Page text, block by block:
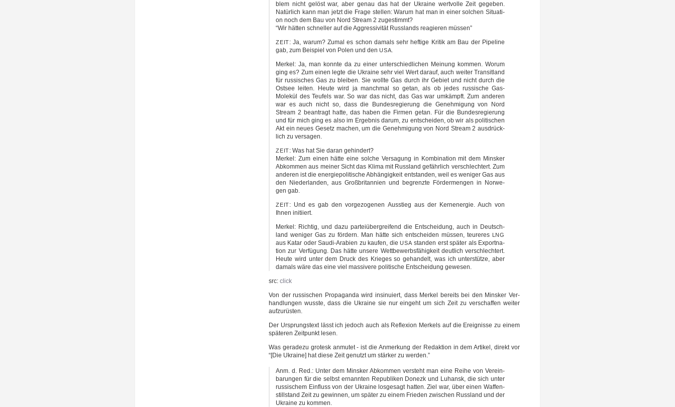
blem nicht gelöst war, aber genau das hat der Ukrai­ne wert­vol­le Zeit gege­ben.
Natür­lich kann man jetzt die Fra­ge stel­len: War­um hat man in einer sol­chen Situa­ti­
on noch dem Bau von Nord Stream 2 zugestimmt?
“Wir hät­ten schnel­ler auf die Aggres­si­vi­tät Russ­lands reagie­ren müssen”
ZEIT: Ja, war­um? Zumal es schon damals sehr hef­ti­ge Kri­tik am Bau der Pipe­line
gab, zum Bei­spiel von Polen und den USA.
Mer­kel: Ja, man konn­te da zu einer unter­schied­li­chen Mei­nung kom­men. Wor­um
ging es? Zum einen leg­te die Ukrai­ne sehr viel Wert dar­auf, auch wei­ter Tran­sit­land
für rus­si­sches Gas zu blei­ben. Sie woll­te Gas durch ihr Gebiet und nicht durch die
Ost­see lei­ten. Heu­te wird ja manch­mal so getan, als ob jedes rus­si­sche Gas-
Molekül des Teu­fels war. So war das nicht, das Gas war umkämpft. Zum ande­ren
war es auch nicht so, dass die Bun­des­re­gie­rung die Geneh­mi­gung von Nord
Stream 2 bean­tragt hat­te, das haben die Fir­men getan. Für die Bun­des­re­gie­rung
und für mich ging es also im Ergeb­nis dar­um, zu ent­schei­den, ob wir als poli­ti­schen
Akt ein neu­es Gesetz machen, um die Geneh­mi­gung von Nord Stream 2 aus­drück­
lich zu versagen.
ZEIT: Was hat Sie dar­an gehindert?
Mer­kel: Zum einen hät­te eine sol­che Ver­sa­gung in Kom­bi­na­ti­on mit dem Mins­ker
Abkom­men aus mei­ner Sicht das Kli­ma mit Russ­land gefähr­lich ver­schlech­tert. Zum
ande­ren ist die ener­gie­po­li­ti­sche Abhän­gig­keit ent­stan­den, weil es weni­ger Gas aus
den Nie­der­lan­den, aus Groß­bri­tan­ni­en und begrenz­te För­der­men­gen in Nor­we­
gen gab.
ZEIT: Und es gab den vor­ge­zo­ge­nen Aus­stieg aus der Kern­ener­gie. Auch von
Ihnen initiiert.
Mer­kel: Rich­tig, und dazu par­tei­über­grei­fend die Ent­schei­dung, auch in Deutsch­
land weni­ger Gas zu för­dern. Man hät­te sich ent­schei­den müs­sen, teu­re­res LNG
aus Katar oder Saudi-Arabien zu kau­fen, dieUSAstan­den erst spä­ter als Export­na­
ti­on zur Ver­fü­gung. Das hät­te unse­re Wett­be­werbs­fä­hig­keit deut­lich ver­schlech­tert.
Heu­te wird unter dem Druck des Krie­ges so gehan­delt, was ich unter­stüt­ze, aber
damals wäre das eine viel mas­si­ve­re poli­ti­sche Ent­schei­dung gewesen.
src: click
Von der rus­si­schen Pro­pa­gan­da wird insi­nu­iert, dass Mer­kel bereits bei den Mins­ker Ver­
hand­lun­gen wuss­te, dass die Ukrai­ne sie nur ein­geht um sich Zeit zu ver­schaf­fen wei­ter
aufzurüsten.
Der Ursprungs­text lässt ich jedoch auch als Refle­xi­on Mer­kels auf die Ereig­nis­se zu einem
spä­te­ren Zeit­punkt lesen.
Was gera­de­zu gro­tesk anmu­tet - ist die Anmer­kung der Redak­ti­on in dem Arti­kel, direkt vor
“[Die Ukrai­ne] hat die­se Zeit genutzt um stär­ker zu werden.”
Anm. d. Red.: Unter dem Mins­ker Abkom­men ver­steht man eine Rei­he von Ver­ein­
ba­run­gen für die selbst ernann­ten Repu­bli­ken Donezk und Luhansk, die sich unter
rus­si­schem Ein­fluss von der Ukrai­ne los­ge­sagt hat­ten. Ziel war, über einen Waf­fen­
still­stand Zeit zu gewin­nen, um spä­ter zu einem Frie­den zwi­schen Russ­land und der
Ukrai­ne zu kommen.